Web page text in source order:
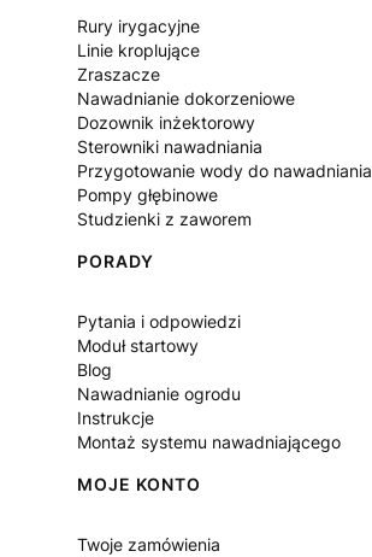
Rury irygacyjne
Linie kroplujące
Zraszacze
Nawadnianie dokorzeniowe
Dozownik inżektorowy
Sterowniki nawadniania
Przygotowanie wody do nawadniania
Pompy głębinowe
Studzienki z zaworem
PORADY
Pytania i odpowiedzi
Moduł startowy
Blog
Nawadnianie ogrodu
Instrukcje
Montaż systemu nawadniającego
MOJE KONTO
Twoje zamówienia